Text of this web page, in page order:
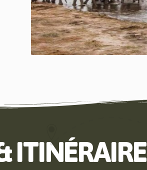
ITINÉRAIRE